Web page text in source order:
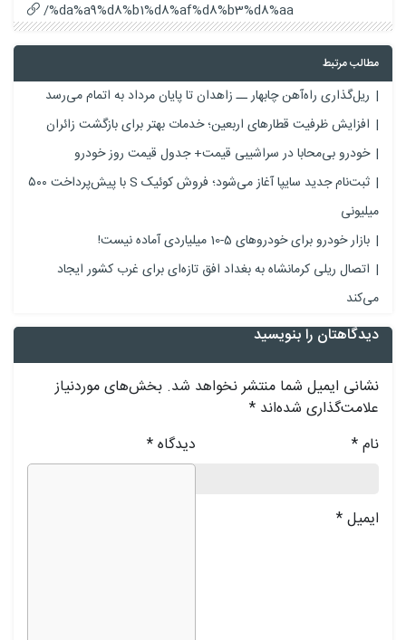
%da%a9%d8%b1%d8%af%d8%b3%d8%aa/
مطالب مرتبط
ریل‌گذاری راه‌آهن چابهار ــ زاهدان تا پایان مرداد به اتمام می‌رسد
افزایش ظرفیت قطارهای اربعین؛ خدمات بهتر برای بازگشت زائران
خودرو بی‌محابا در سراشیبی قیمت+ جدول قیمت روز خودرو
ثبت‌نام جدید سایپا آغاز می‌شود؛ فروش کوئیک S با پیش‌پرداخت ۵۰۰
میلیونی
بازار خودرو برای خودروهای 5-10 میلیاردی آماده نیست!
اتصال ریلی کرمانشاه به بغداد افق تازه‌ای برای غرب کشور ایجاد
می‌کند
دیدگاهتان را بنویسید
نشانی ایمیل شما منتشر نخواهد شد.بخش‌های موردنیاز
علامت‌گذاری شده‌اند*
دیدگاه* نام*
ایمیل*